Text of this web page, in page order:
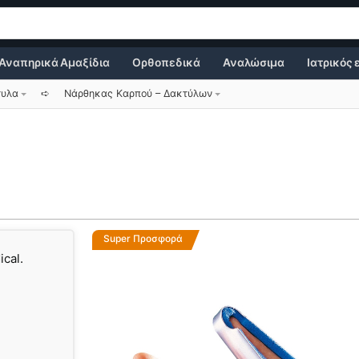
Αμαξίδια Ορθοπεδικά Αναλώσιμα Ιατρικός
➪ Νάρθηκας Καρπού – Δακτύλων
Super Προσφορά